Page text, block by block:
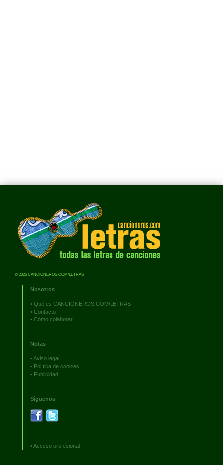
© 2026 CANCIONEROS.COM/LETRAS
Nosotros
• Qué es CANCIONEROS.COM/LETRAS
• Contacto
• Cómo colaborar
Notas
•Aviso legal
• Política de cookies
• Publicidad
Síguenos
•Acceso profesional